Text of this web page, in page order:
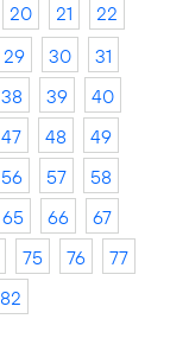
20 21
22
29 30
31
38 39
40
47 48
49
56 57
58
65 66
67
75 76
77
82